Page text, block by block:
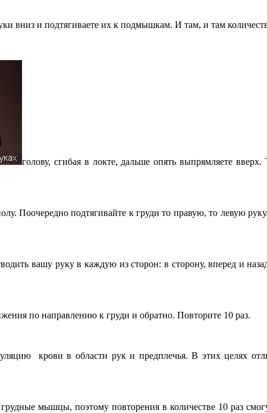
вниз и подтягиваете их к подмышкам. И там, и там
голову, сгибая в локте, дальше опять выпрямляете
Поочередно подтягивайте к груди то правую, то левую
вашу руку в каждую из сторон: в сторону, вперед и
по направлению к груди и обратно. Повторите 10 раз.
крови в области рук и предплечья. В этих целях
мышцы, поэтому повторения в количестве 10 раз